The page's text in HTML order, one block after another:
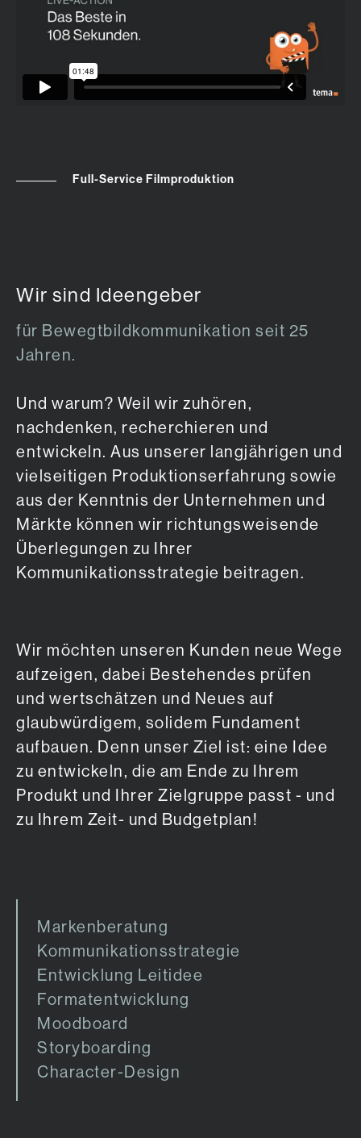
Full-Service Filmproduktion
Wir sind Ideengeber
für Bewegtbildkommunikation seit 25
Jahren.
Und warum? Weil wir zuhören,
nachdenken, recherchieren und
entwickeln. Aus unserer langjährigen und
vielseitigen Produktionserfahrung sowie
aus der Kenntnis der Unternehmen und
Märkte können wir richtungsweisende
Überlegungen zu Ihrer
Kommunikationsstrategie beitragen.
Wir möchten unseren Kunden neue Wege
aufzeigen, dabei Bestehendes prüfen
und wertschätzen und Neues auf
glaubwürdigem, solidem Fundament
aufbauen. Denn unser Ziel ist: eine Idee
zu entwickeln, die am Ende zu Ihrem
Produkt und Ihrer Zielgruppe passt - und
zu Ihrem Zeit- und Budgetplan!
Markenberatung
Kommunikationsstrategie
Entwicklung Leitidee
Formatentwicklung
Moodboard
Storyboarding
Character-Design